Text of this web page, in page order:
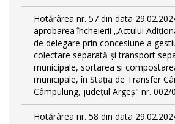
Hotărârea nr. 57 din data
aprobarea încheierii „Actului
de delegare prin concesiune a
colectare separată și transport
municipale, sortarea și
municipale, în Stația de Transfer
Câmpulung, județul Argeș" nr. 002/
Hotărârea nr. 58 din data